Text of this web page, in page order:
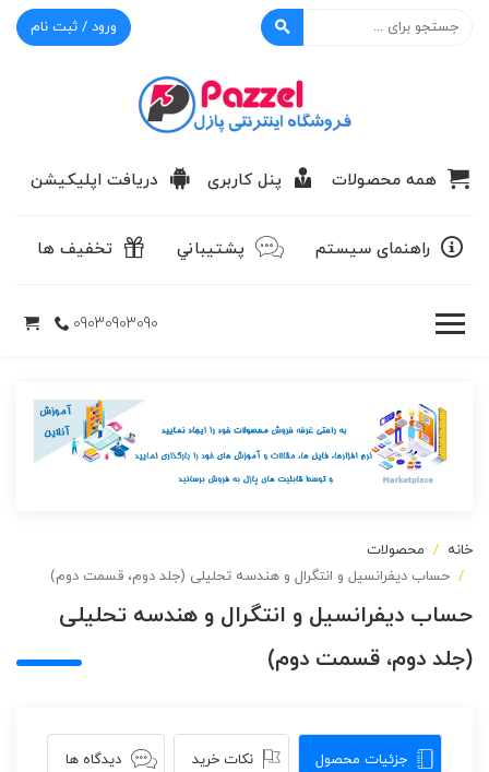
ورود / ثبت نام
همه محصولات پنل کاربری دریافت اپلیکیشن
راهنمای سیستم پشتيباني تخفیف ها
09030903090
خانه
محصولات
حساب دیفرانسیل و انتگرال و هندسه تحلیلی (جلد دوم، قسمت دوم)
حساب دیفرانسیل و انتگرال و هندسه تحلیلی
(جلد دوم، قسمت دوم)
جزئیات محصول نکات خرید دیدگاه ها